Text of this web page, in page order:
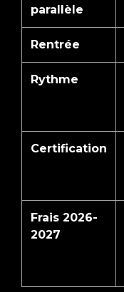
parallèle
Rentrée
Rythme
Certification
Frais 2026-
2027